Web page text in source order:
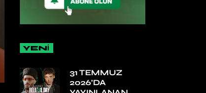
YENİ
31 TEMMUZ
2026’DA